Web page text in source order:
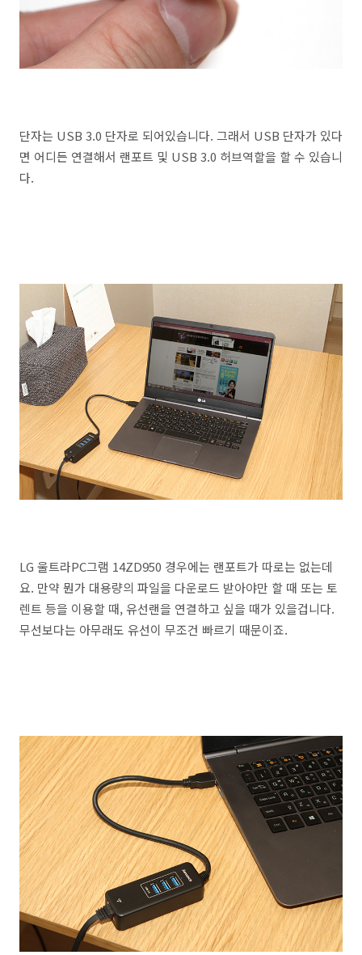
단자는 USB 3.0 단자로 되어있습니다. 그래서 USB 단자가 있다
면 어디든 연결해서 랜포트 및 USB 3.0 허브역할을 할 수 있습니
다.
LG 울트라PC그램 14ZD950 경우에는 랜포트가 따로는 없는데
요. 만약 뭔가 대용량의 파일을 다운로드 받아야만 할 때 또는 토
렌트 등을 이용할 때, 유선랜을 연결하고 싶을 때가 있을겁니다.
무선보다는 아무래도 유선이 무조건 빠르기 때문이죠.